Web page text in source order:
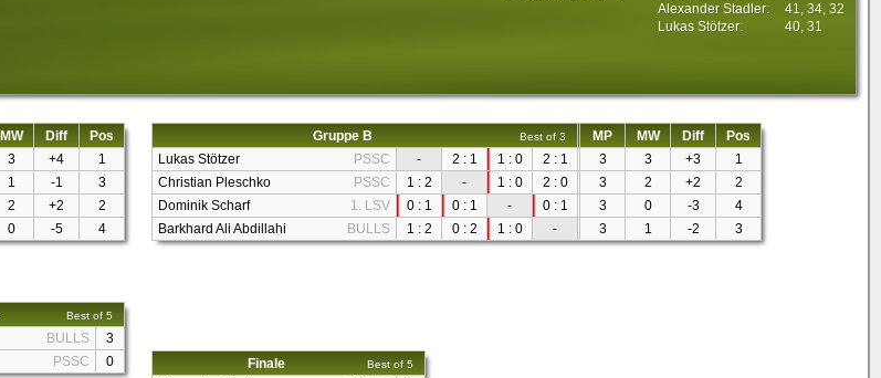
Alexander Stadler:
41, 34, 32
Lukas Stötzer:
40, 31
MW Diff
Pos
3 +4
1
1 -1
3
2 +2
2
0 -5 4
Gruppe B Best of 3 MP MW Diff
Pos
Lukas Stötzer
PSSC - 2 : 1 1 : 0 2 : 1 3 3 +3
1
Christian Pleschko
PSSC 1 : 2 - 1 : 0 2 : 0 3 2 +2
2
Dominik Scharf
1. LSV 0 : 1 0 : 1 - 0 : 1 3 0 -3
4
Barkhard Ali Abdillahi
BULLS 1 : 2 0 : 2 1 : 0 - 3 1 -2 3
Best of 5
BULLS
3
PSSC 0 Finale Best of 5